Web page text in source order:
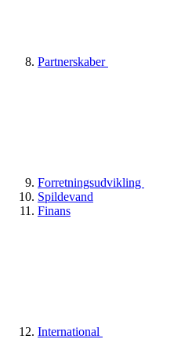
Partnerskaber
Forretningsudvikling
Spildevand
Finans
International